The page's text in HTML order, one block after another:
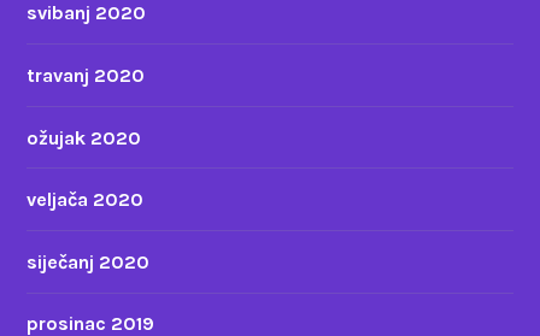
svibanj 2020
travanj 2020
ožujak 2020
veljača 2020
siječanj 2020
prosinac 2019